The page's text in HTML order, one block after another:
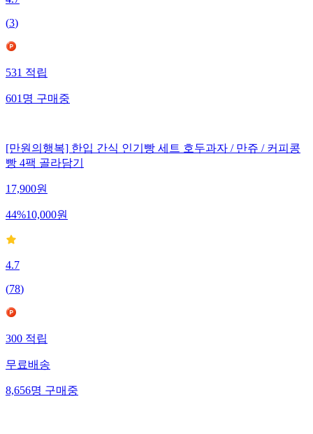
4.7
(3)
531적립
601명구매중
[만원의행복] 한입 간식 인기빵 세트 호두과자 / 만쥬 / 커피콩
빵 4팩 골라담기
17,900원
44%10,000원
4.7
(78)
300적립
무료배송
8,656명구매중